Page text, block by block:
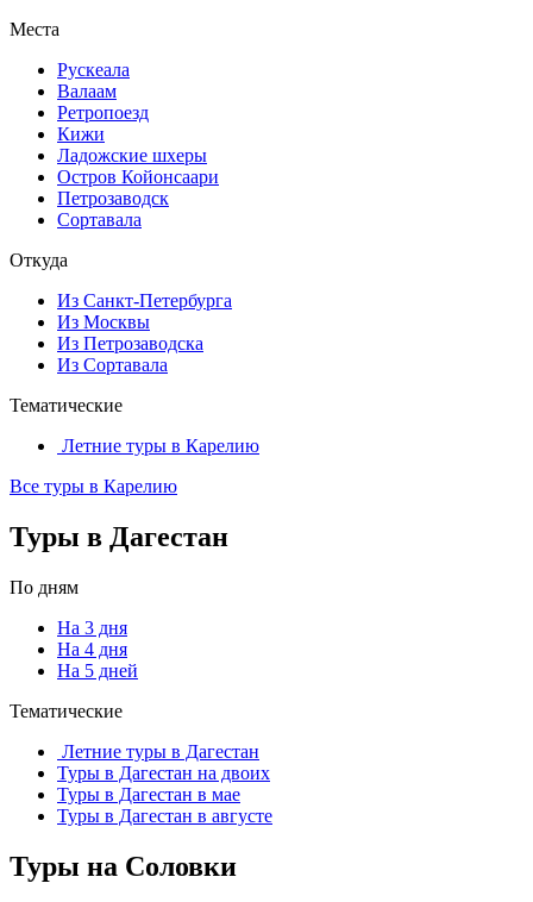
Места
Рускеала
Валаам
Ретропоезд
Кижи
Ладожские шхеры
Остров Койонсаари
Петрозаводск
Сортавала
Откуда
Из Санкт-Петербурга
Из Москвы
Из Петрозаводска
Из Сортавала
Тематические
Летние туры в Карелию
Все туры в Карелию
Туры в Дагестан
По дням
На 3 дня
На 4 дня
На 5 дней
Тематические
Летние туры в Дагестан
Туры в Дагестан на двоих
Туры в Дагестан в мае
Туры в Дагестан в августе
Туры на Соловки